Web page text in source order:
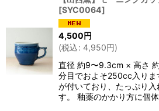
[SYC0064]
4,500円
(税込: 4,950円)
直径 約9〜9.3cm × 高さ
分目でおよそ250cc入りま
が付いており、たっぷり
す。 釉薬のかかり方に個